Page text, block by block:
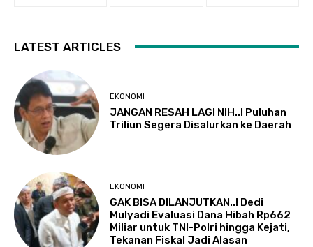
LATEST ARTICLES
EKONOMI
JANGAN RESAH LAGI NIH..! Puluhan
Triliun Segera Disalurkan ke Daerah
EKONOMI
GAK BISA DILANJUTKAN..! Dedi
Mulyadi Evaluasi Dana Hibah Rp662
Miliar untuk TNI-Polri hingga Kejati,
Tekanan Fiskal Jadi Alasan